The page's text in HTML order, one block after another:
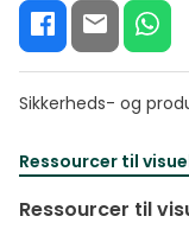
Sikkerheds- og
Ressourcer til
Ressourcer til